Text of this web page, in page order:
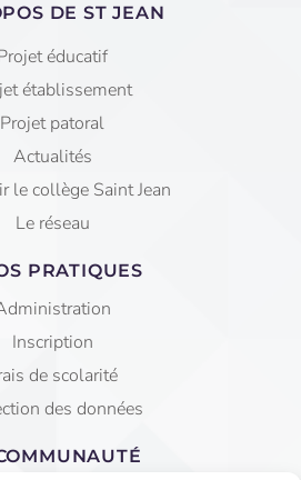
DE ST JEAN
éducatif
établissement
Projet patoral
Actualités
le collège Saint Jean
Le réseau
PRATIQUES
Inscription
de scolarité
des données